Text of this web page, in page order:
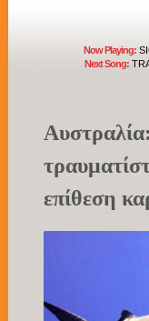
Now Playing:
Next Song:
επίθεση